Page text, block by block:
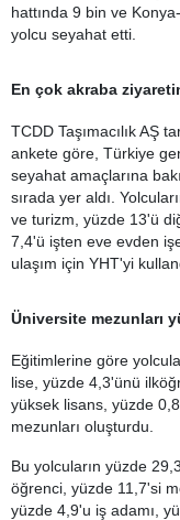
hattında 9 bin ve
yolcu seyahat etti.
En çok akraba
TCDD Taşımacılık AŞ
ankete göre, Türkiye
seyahat amaçlarına
sırada yer aldı.
ve turizm, yüzde 13'ü
7,4'ü işten eve evden
ulaşım için YHT'yi
Üniversite mezunları
Eğitimlerine göre
lise, yüzde 4,3'ünü
yüksek lisans, yüzde
mezunları oluşturdu.
Bu yolcuların yüzde
öğrenci, yüzde 11,7'si
yüzde 4,9'u iş adamı,